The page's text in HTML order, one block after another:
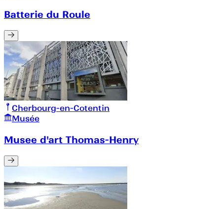
Batterie du Roule
Cherbourg-en-Cotentin
Musée
Musee d'art Thomas-Henry